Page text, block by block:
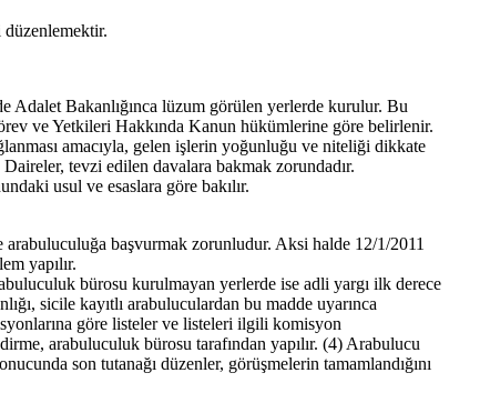
Bakanlığınca lüzum görülen yerlerde kurulur. Bu
ve Yetkileri Hakkında Kanun hükümlerine göre belirlenir.
amacıyla, gelen işlerin yoğunluğu ve niteliği dikkate
tevzi edilen davalara bakmak zorundadır.
usul ve esaslara göre bakılır.
başvurmak zorunludur. Aksi halde 12/1/2011
yapılır.
bürosu kurulmayan yerlerde ise adli yargı ilk derece
sicile kayıtlı arabuluculardan bu madde uyarınca
göre listeler ve listeleri ilgili komisyon
arabuluculuk bürosu tarafından yapılır. (4) Arabulucu
son tutanağı düzenler, görüşmelerin tamamlandığını